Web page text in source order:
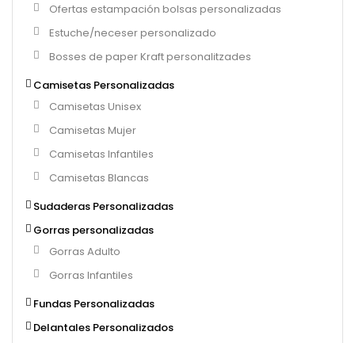
Ofertas estampación bolsas personalizadas
Estuche/neceser personalizado
Bosses de paper Kraft personalitzades
Camisetas Personalizadas
Camisetas Unisex
Camisetas Mujer
Camisetas Infantiles
Camisetas Blancas
Sudaderas Personalizadas
Gorras personalizadas
Gorras Adulto
Gorras Infantiles
Fundas Personalizadas
Delantales Personalizados